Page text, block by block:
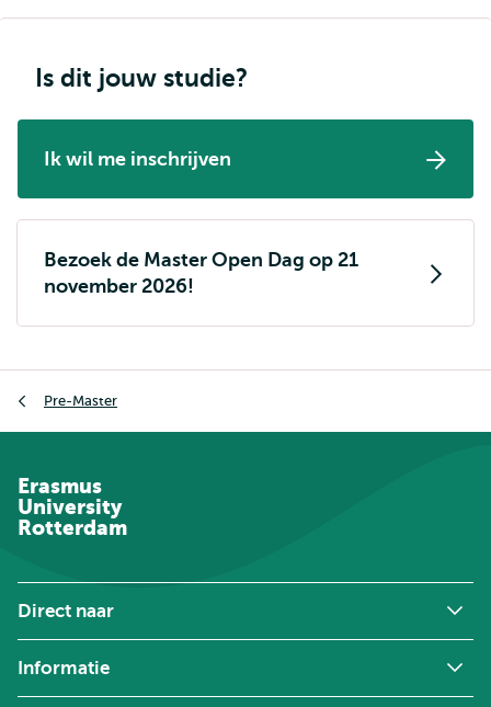
Is dit jouw studie?
Ik wil me inschrijven
Bezoek de Master Open Dag op 21
november 2026!
Pre-Master
Erasmus
University
Rotterdam
Direct naar
Informatie